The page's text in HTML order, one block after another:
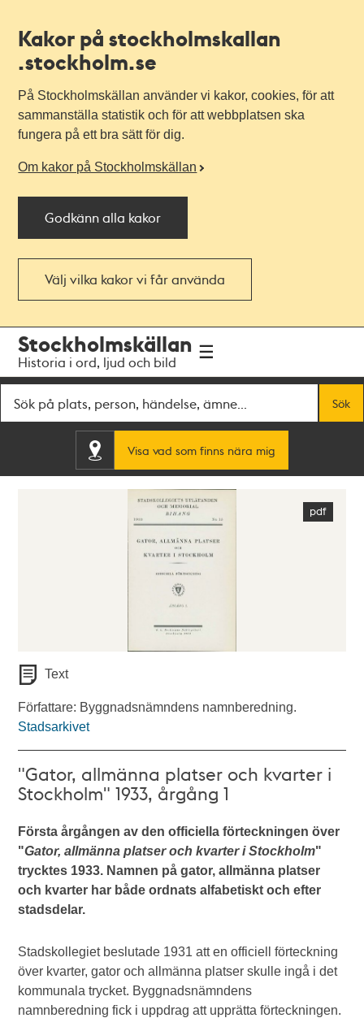
Kakor på stockholmskallan
.stockholm.se
På Stockholmskällan använder vi kakor, cookies, för att
sammanställa statistik och för att webbplatsen ska
fungera på ett bra sätt för dig.
Om kakor på Stockholmskällan
Godkänn alla kakor
Välj vilka kakor vi får använda
navigationen
huvudinnehållet
Stockholmskällan
Historia i ord, ljud och bild
Sök
Visa vad som finns nära mig
Text
Författare: Byggnadsnämndens namnberedning.
Stadsarkivet
"Gator, allmänna platser och kvarter i
Stockholm" 1933, årgång 1
Första årgången av den officiella förteckningen över
"Gator, allmänna platser och kvarter i Stockholm"
trycktes 1933. Namnen på gator, allmänna platser
och kvarter har både ordnats alfabetiskt och efter
stadsdelar.
Stadskollegiet beslutade 1931 att en officiell förteckning
över kvarter, gator och allmänna platser skulle ingå i det
kommunala trycket. Byggnadsnämndens
namnberedning fick i uppdrag att upprätta förteckningen.